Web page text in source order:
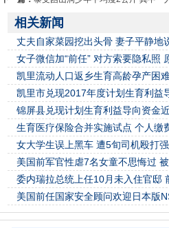
相关新闻
丈夫自家菜园挖出头骨 妻子平静地
女子微信加“前任” 对方索要隐私
凯里流动人口返乡生育高龄孕产困
凯里市兑现2017年度计划生育利益
锦屏县兑现计划生育利益导向资金
生育医疗保险合并实施试点 个人缴
女大学生误上黑车 遭5旬司机殴打
美国前军官性虐7名女童不思悔过
委内瑞拉总统上任10月未入住官邸
美国前任国家安全顾问欢迎日本版